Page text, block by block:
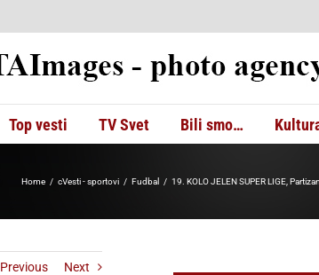
Top vesti TV Svet Bili smo…
Home cVesti - sportovi Fudbal 19. KOLO JELEN SUPER LIGE,
Previous Next